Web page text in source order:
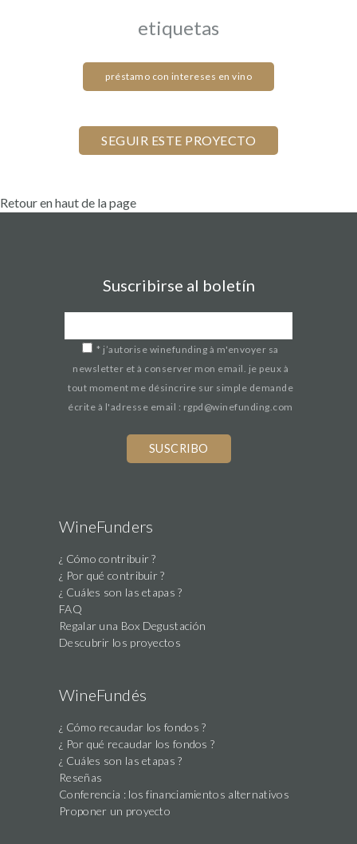
etiquetas
préstamo con intereses en vino
Retour en haut de la page
Suscribirse al boletín
* j’autorise winefunding à m'envoyer sa
newsletter et à conserver mon email. je peux à
tout moment me désincrire sur simple demande
écrite à l'adresse email : rgpd@winefunding.com
WineFunders
¿ Cómo contribuir ?
¿ Por qué contribuir ?
¿ Cuáles son las etapas ?
FAQ
Regalar una Box Degustación
Descubrir los proyectos
WineFundés
¿ Cómo recaudar los fondos ?
¿ Por qué recaudar los fondos ?
¿ Cuáles son las etapas ?
Reseñas
Conferencia : los financiamientos alternativos
Proponer un proyecto